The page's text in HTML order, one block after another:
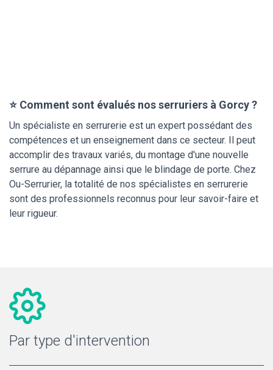
⭐ Comment sont évalués nos serruriers à Gorcy ?
Un spécialiste en serrurerie est un expert possédant des
compétences et un enseignement dans ce secteur. Il peut
accomplir des travaux variés, du montage d'une nouvelle
serrure au dépannage ainsi que le blindage de porte. Chez
Ou-Serrurier, la totalité de nos spécialistes en serrurerie
sont des professionnels reconnus pour leur savoir-faire et
leur rigueur.
Par type d'intervention